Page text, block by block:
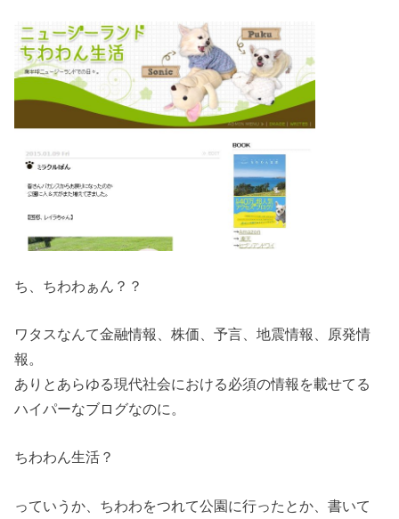
ち、ちわわぁん？？
ワタスなんて金融情報、株価、予言、地震情報、原発情
報。
ありとあらゆる現代社会における必須の情報を載せてる
ハイパーなブログなのに。
ちわわん生活？
っていうか、ちわわをつれて公園に行ったとか、書いて